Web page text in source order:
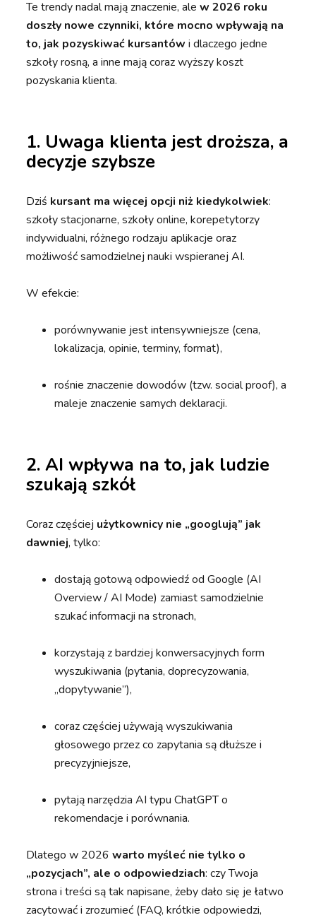
Te trendy nadal mają znaczenie, alew 2026 roku
doszły nowe czynniki, które mocno wpływają na
to, jak pozyskiwać kursantów i dlaczego jedne
szkoły rosną, a inne mają coraz wyższy koszt
pozyskania klienta.
1. Uwaga klienta jest droższa, a
decyzje szybsze
Dziś kursant ma więcej opcji niż kiedykolwiek:
szkoły stacjonarne, szkoły online, korepetytorzy
indywidualni, różnego rodzaju aplikacje oraz
możliwość samodzielnej nauki wspieranej AI.
W efekcie:
porównywanie jest intensywniejsze (cena,
lokalizacja, opinie, terminy, format),
rośnie znaczenie dowodów (tzw. social proof), a
maleje znaczenie samych deklaracji.
2. AI wpływa na to, jak ludzie
szukają szkół
Coraz częściej użytkownicy nie „googlują” jak
dawniej, tylko:
dostają gotową odpowiedź od Google (AI
Overview / AI Mode) zamiast samodzielnie
szukać informacji na stronach,
korzystają z bardziej konwersacyjnych form
wyszukiwania (pytania, doprecyzowania,
„dopytywanie”),
coraz częściej używają wyszukiwania
głosowego przez co zapytania są dłuższe i
precyzyjniejsze,
pytają narzędzia AI typu ChatGPT o
rekomendacje i porównania.
Dlatego w 2026warto myśleć nie tylko o
„pozycjach”, ale o odpowiedziach: czy Twoja
strona i treści są tak napisane, żeby dało się je łatwo
zacytować i zrozumieć (FAQ, krótkie odpowiedzi,